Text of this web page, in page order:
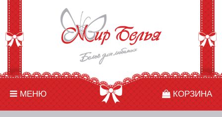
МЕНЮ КОРЗИНА